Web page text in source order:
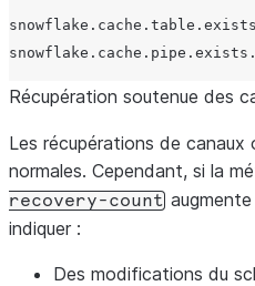
Récupération soutenue des
Les récupérations de canaux
normales. Cependant, si la
recovery-count
indiquer :
Des modifications du